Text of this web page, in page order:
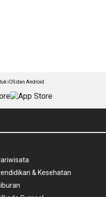
iOS dan Android
& Kesehatan